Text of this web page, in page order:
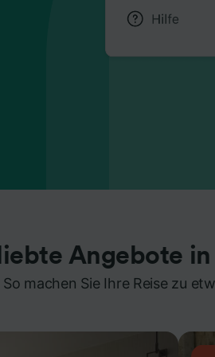
Angebote
So machen Sie Ihre Reise zu